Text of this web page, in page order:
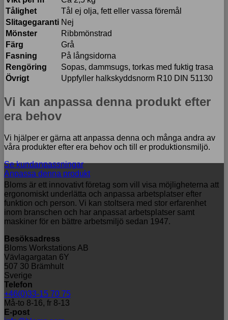
Tålighet
Tål ej olja, fett eller vassa föremål
Slitagegaranti Nej
Mönster
Ribbmönstrad
Färg
Grå
Fasning
På långsidorna
Rengöring
Sopas, dammsugs, torkas med fuktig trasa
Övrigt
Uppfyller halkskyddsnorm R10 DIN 51130
Vi kan anpassa denna produkt efter
era behov
Vi hjälper er gärna att anpassa denna och många andra av
våra produkter efter era behov och till er produktionsmiljö.
Se kundanpassningar
Anpassa denna produkt
Bloms är ett innovativt företag som vill visa möjligheterna att
ergonomiskt underlätta och anpassa arbetsplatser efter
funktion och person. Vi kan stoltsera med stor erfarenhet
inom branschen och har anpassat arbetsplatser samt
maskiner för en bättre arbetsmiljö sedan 1947.
Besöksadress
Bloms Workstations AB
Vävlagargatan 6Y
507 30 Brämhult
Sverige
Telefon
+46(0)33-15 70 75
Må-to 8-16, fr 8-13
E-post